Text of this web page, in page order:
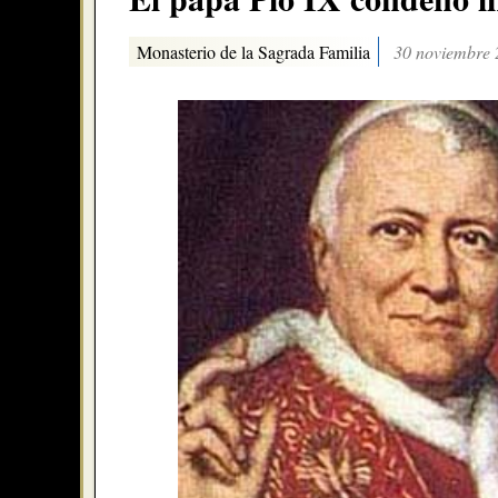
Monasterio de la Sagrada Familia 30 noviembre